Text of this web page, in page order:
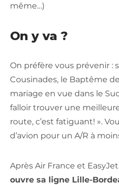
même…)
On y va ?
On préfère vous prévenir :
Cousinades, le Baptême
mariage en vue dans le
falloir trouver une
route, c’est fatiguant! ».
d’avion pour un A/R à
Après Air France et
ouvre sa ligne Lille-